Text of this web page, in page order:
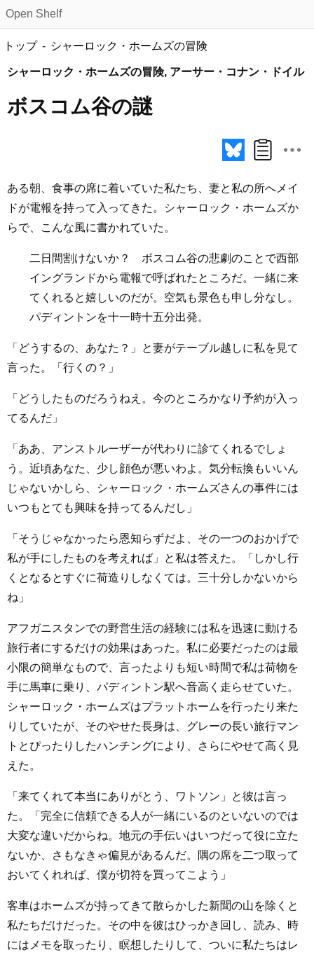
Open Shelf
トップ シャーロック・ホームズの冒険
シャーロック・ホームズの冒険, アーサー・コナン・ドイル
ボスコム谷の謎
ある朝、食事の席に着いていた私たち、妻と私の所へメイ
ドが電報を持って入ってきた。シャーロック・ホームズか
らで、こんな風に書かれていた。
二日間割けないか？ ボスコム谷の悲劇のことで西部
イングランドから電報で呼ばれたところだ。一緒に来
てくれると嬉しいのだが。空気も景色も申し分なし。
パディントンを十一時十五分出発。
「どうするの、あなた？」と妻がテーブル越しに私を見て
言った。「行くの？」
「どうしたものだろうねえ。今のところかなり予約が入っ
てるんだ」
「ああ、アンストルーザーが代わりに診てくれるでしょ
う。近頃あなた、少し顔色が悪いわよ。気分転換もいいん
じゃないかしら、シャーロック・ホームズさんの事件には
いつもとても興味を持ってるんだし」
「そうじゃなかったら恩知らずだよ、その一つのおかげで
私が手にしたものを考えれば」と私は答えた。「しかし行
くとなるとすぐに荷造りしなくては。三十分しかないから
ね」
アフガニスタンでの野営生活の経験には私を迅速に動ける
旅行者にするだけの効果はあった。私に必要だったのは最
小限の簡単なもので、言ったよりも短い時間で私は荷物を
手に馬車に乗り、パディントン駅へ音高く走らせていた。
シャーロック・ホームズはプラットホームを行ったり来た
りしていたが、そのやせた長身は、グレーの長い旅行マン
トとぴったりしたハンチングにより、さらにやせて高く見
えた。
「来てくれて本当にありがとう、ワトソン」と彼は言っ
た。「完全に信頼できる人が一緒にいるのといないのでは
大変な違いだからね。地元の手伝いはいつだって役に立た
ないか、さもなきゃ偏見があるんだ。隅の席を二つ取って
おいてくれれば、僕が切符を買ってこよう」
客車はホームズが持ってきて散らかした新聞の山を除くと
私たちだけだった。その中を彼はひっかき回し、読み、時
にはメモを取ったり、瞑想したりして、ついに私たちはレ